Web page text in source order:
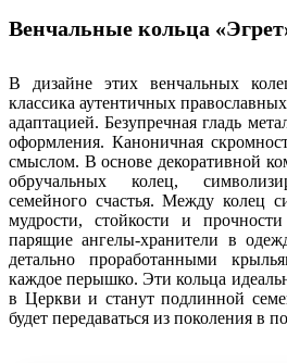
Венчальные кольца
В дизайне этих венчальных
классика аутентичных
адаптацией. Безупречная гладь
оформления. Каноничная
смыслом. В основе декоративной
обручальных колец,
семейного счастья. Между колец
мудрости, стойкости и
парящие ангелы-хранители в
детально проработанными
каждое перышко. Эти кольца
в Церкви и станут подлинной
будет передаваться из поколения в